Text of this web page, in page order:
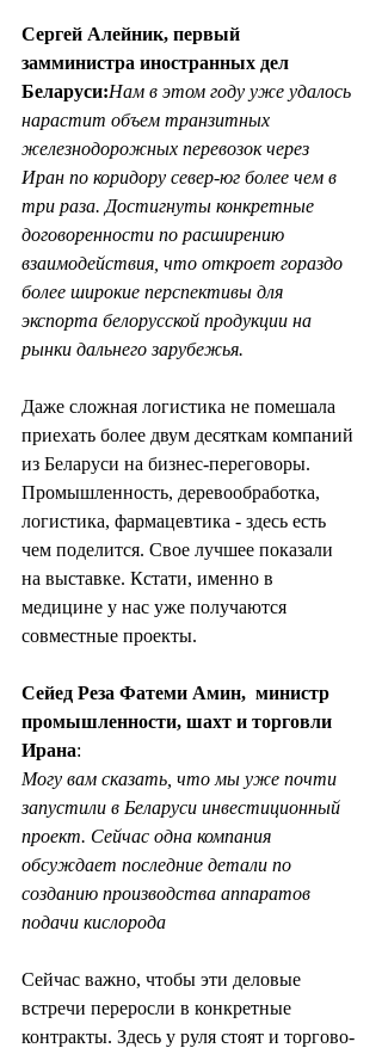
Сергей Алейник, первый
замминистра иностранных дел
Беларуси:Нам в этом году уже удалось
нарастит объем транзитных
железнодорожных перевозок через
Иран по коридору север-юг более чем в
три раза. Достигнуты конкретные
договоренности по расширению
взаимодействия, что откроет гораздо
более широкие перспективы для
экспорта белорусской продукции на
рынки дальнего зарубежья.
Даже сложная логистика не помешала
приехать более двум десяткам компаний
из Беларуси на бизнес-переговоры.
Промышленность, деревообработка,
логистика, фармацевтика - здесь есть
чем поделится. Свое лучшее показали
на выставке. Кстати, именно в
медицине у нас уже получаются
совместные проекты.
Сейед Реза Фатеми Амин,  министр
промышленности, шахт и торговли
Ирана:
Могу вам сказать, что мы уже почти
запустили в Беларуси инвестиционный
проект. Сейчас одна компания
обсуждает последние детали по
созданию производства аппаратов
подачи кислорода
Сейчас важно, чтобы эти деловые
встречи переросли в конкретные
контракты. Здесь у руля стоят и торгово-